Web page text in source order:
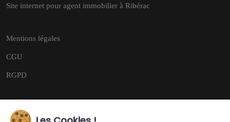
Site internet pour agent immobilier à Ribérac
Mentions légales
CGU
RGPD